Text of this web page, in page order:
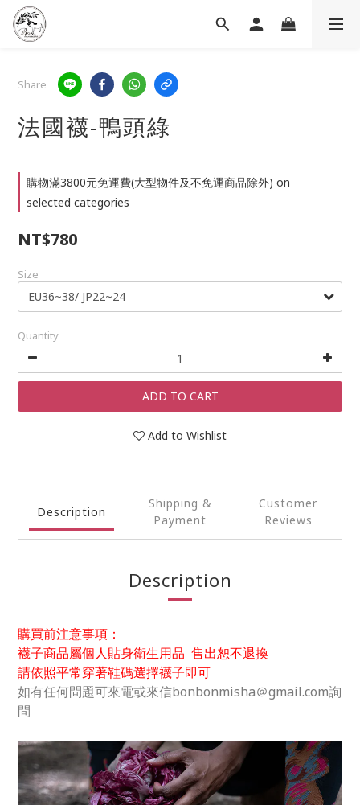
Share
法國襪-鴨頭綠
購物滿3800元免運費(大型物件及不免運商品除外) on
selected categories
NT$780
Size
Quantity
ADD TO CART
Add to Wishlist
Description
Shipping &
Payment
Customer
Reviews
Description
購買前注意事項：
襪子商品屬個人貼身衛生用品 售出恕不退換
請依照平常穿著鞋碼選擇襪子即可
如有任何問題可來電或來信bonbonmisha＠gmail.com詢
問